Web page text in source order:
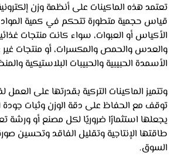
تعتمد هذه الماكينات على أنظمة وزن
قياس حجمية متطورة تتحكم في كمية المواد
الأكياس أو العبوات، سواء كانت منتجات
والعدس والحمص والمكسرات، أو منتجات غير
الأسمدة الحبيبية والحبيبات البلاستيكية
وتتميز الماكينات التركية بقدرتها على
توقف مع الحفاظ على دقة الوزن وثبات جودة
يجعلها استثمارًا ضروريًا لكل مصنع أو ورشة
طاقتها الإنتاجية وتقليل الفاقد وتحسين
السوق.